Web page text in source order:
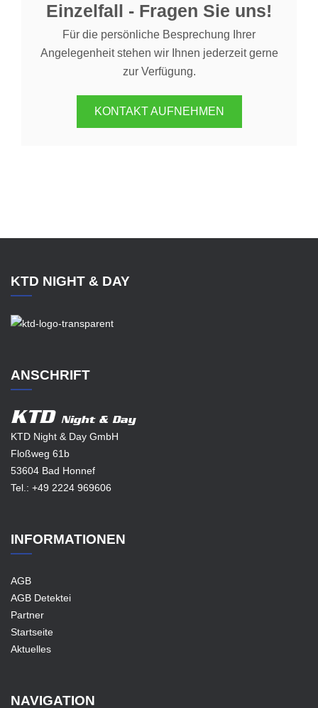
Einzelfall - Fragen Sie uns!
Für die persönliche Besprechung Ihrer
Angelegenheit stehen wir Ihnen jederzeit gerne
zur Verfügung.
KONTAKT AUFNEHMEN
KTD NIGHT & DAY
ANSCHRIFT
KTD
Night & Day
KTD Night & Day GmbH
Floßweg 61b
53604 Bad Honnef
Tel.: +49 2224 969606
INFORMATIONEN
AGB
AGB Detektei
Partner
Startseite
Aktuelles
NAVIGATION